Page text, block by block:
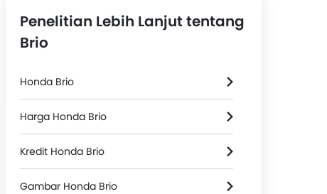
Penelitian Lebih Lanjut tentang
Brio
Honda Brio
Harga Honda Brio
Kredit Honda Brio
Gambar Honda Brio